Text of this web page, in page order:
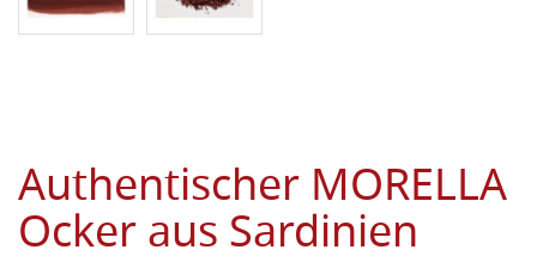
Authentischer MORELLA
Ocker aus Sardinien